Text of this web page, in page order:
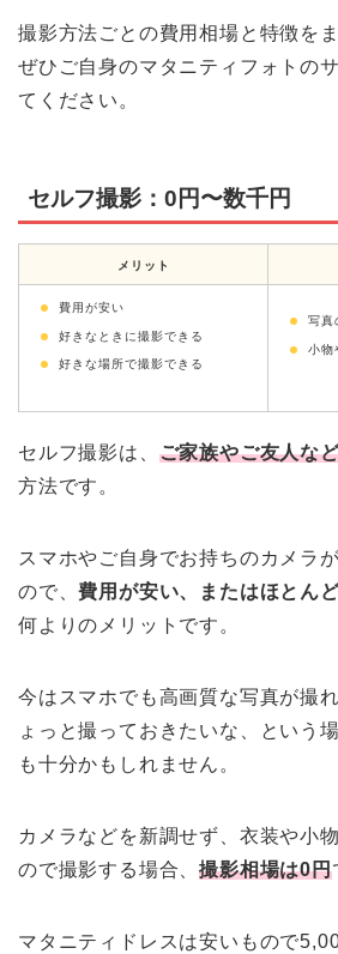
撮影方法ごとの費用相場と特徴を
ぜひご自身のマタニティフォトの
てください。
セルフ撮影：0円〜数千円
メリット
費用が安い
好きなときに撮影できる
好きな場所で撮影できる
写真
小物
セルフ撮影は、 ご家族やご友人な
方法です。
スマホやご自身でお持ちのカメラ
ので、費用が安い、またはほとん
何よりのメリットです。
今はスマホでも高画質な写真が撮
ょっと撮っておきたいな、という
も十分かもしれません。
カメラなどを新調せず、衣装や小
ので撮影する場合、撮影相場は0円
マタニティドレスは安いもので